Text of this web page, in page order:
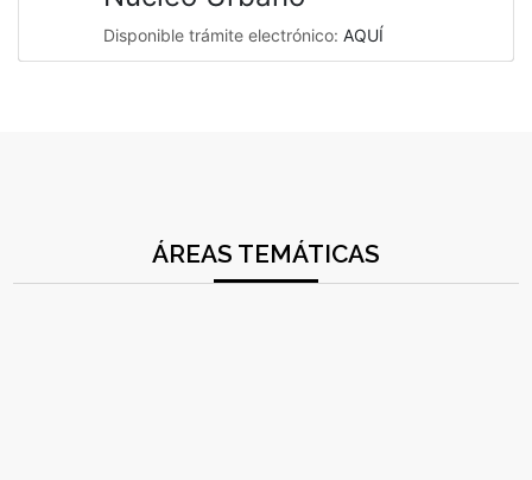
Disponible trámite electrónico: AQUÍ
ÁREAS TEMÁTICAS